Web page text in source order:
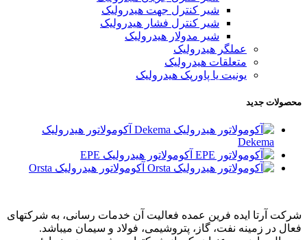
شیر کنترل جهت هیدرولیک
شیر کنترل فشار هیدرولیک
شیر مدولار هیدرولیک
عملگر هیدرولیک
متعلقات هیدرولیک
یونیت یا پاورپک هیدرولیک
محصولات جدید
آکومولاتور هیدرولیک
Dekema
آکومولاتور هیدرولیک EPE
آکومولاتور هیدرولیک Orsta
شرکت آرتا ایده فرین عمده فعالیت آن خدمات رسانی، به شرکتهای
فعال در زمینه نفت، گاز، پتروشیمی، فولاد و سیمان میباشد.